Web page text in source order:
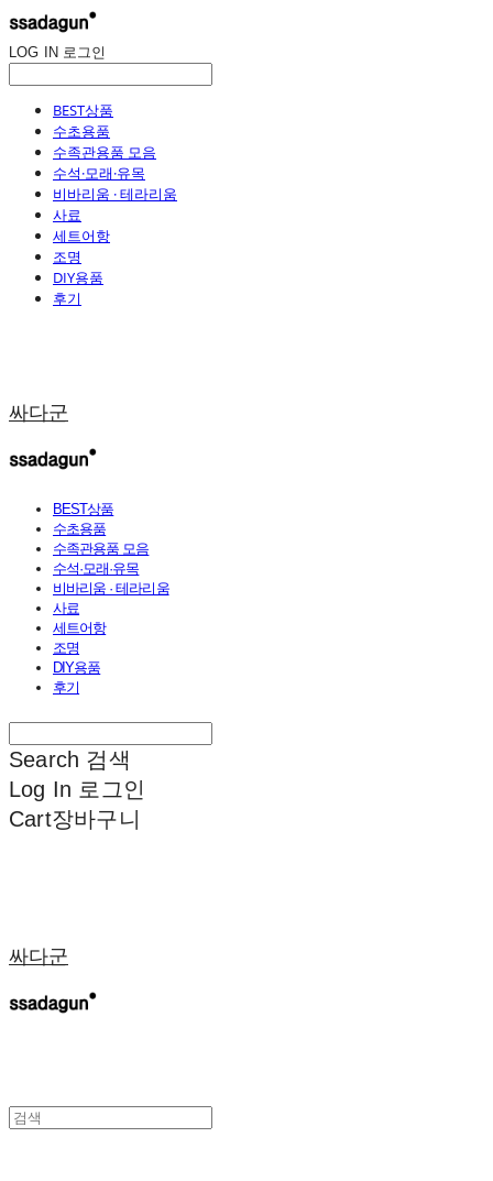
LOG IN 로그인
BEST상품
수초용품
수족관용품 모음
수석·모래·유목
비바리움 · 테라리움
사료
세트어항
조명
DIY용품
후기
싸다군
BEST상품
수초용품
수족관용품 모음
수석·모래·유목
비바리움 · 테라리움
사료
세트어항
조명
DIY용품
후기
Search 검색
Log In 로그인
Cart장바구니
싸다군